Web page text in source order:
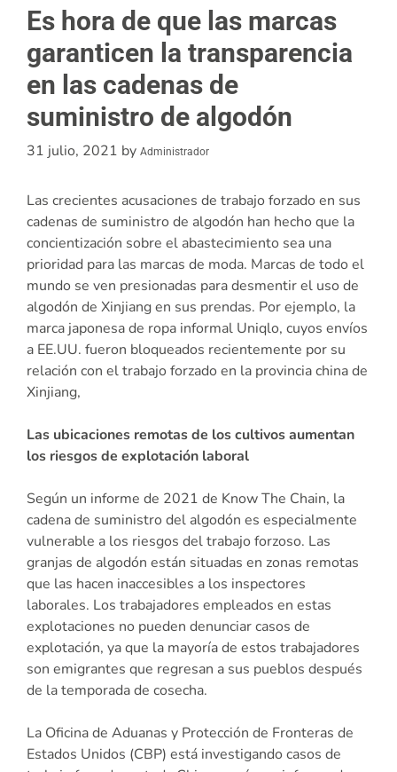
Es hora de que las marcas
garanticen la transparencia
en las cadenas de
suministro de algodón
31 julio, 2021 by Administrador
Las crecientes acusaciones de trabajo forzado en sus
cadenas de suministro de algodón han hecho que la
concientización sobre el abastecimiento sea una
prioridad para las marcas de moda. Marcas de todo el
mundo se ven presionadas para desmentir el uso de
algodón de Xinjiang en sus prendas. Por ejemplo, la
marca japonesa de ropa informal Uniqlo, cuyos envíos
a EE.UU. fueron bloqueados recientemente por su
relación con el trabajo forzado en la provincia china de
Xinjiang,
Las ubicaciones remotas de los cultivos aumentan
los riesgos de explotación laboral
Según un informe de 2021 de Know The Chain, la
cadena de suministro del algodón es especialmente
vulnerable a los riesgos del trabajo forzoso. Las
granjas de algodón están situadas en zonas remotas
que las hacen inaccesibles a los inspectores
laborales. Los trabajadores empleados en estas
explotaciones no pueden denunciar casos de
explotación, ya que la mayoría de estos trabajadores
son emigrantes que regresan a sus pueblos después
de la temporada de cosecha.
La Oficina de Aduanas y Protección de Fronteras de
Estados Unidos (CBP) está investigando casos de